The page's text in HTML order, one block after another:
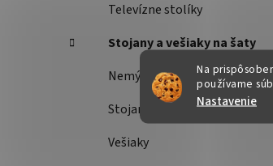
Na
používame
Nastavenie
Televízne stolíky
Stojany a vešiaky na šaty
Nemý sluha
Stojany na šaty
Vešiaky